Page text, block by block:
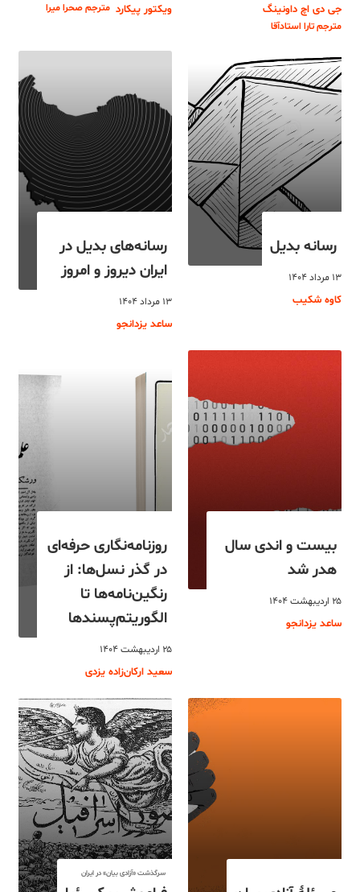
جی دی اچ داونینگ
مترجم تارا استادآقا
ویکتور پیکارد مترجم صحرا میرا
رسانه بدیل
۱۳ مرداد ۱۴۰۴
کاوه شکیب
رسانه‌های بدیل در
ایران دیروز و امروز
۱۳ مرداد ۱۴۰۴
ساعد یزدانجو
بیست و اندی سال
هدر شد
۲۵ اردیبهشت ۱۴۰۴
ساعد یزدانجو
روزنامه‌نگاری حرفه‌ای
در گذر نسل‌ها: از
رنگین‌نامه‌ها تا
الگوریتم‌پسندها
۲۵ اردیبهشت ۱۴۰۴
سعید ارکان‌زاده یزدی
سرگذشت «آزادی بیان» در ایران